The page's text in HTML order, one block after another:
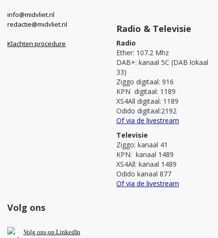
info@midvliet.nl
redactie@midvliet.nl
Klachten procedure
Radio & Televisie
Radio
Ether: 107.2 Mhz
DAB+: kanaal 5C (DAB lokaal
33)
Ziggo digitaal: 916
KPN digitaal: 1189
XS4All digitaal: 1189
Odido digitaal:2192
Of via de livestream
Televisie
Ziggo: kanaal 41
KPN: kanaal 1489
XS4All: kanaal 1489
Odido kanaal 877
Of via de livestream
Volg ons
Volg ons op LinkedIn